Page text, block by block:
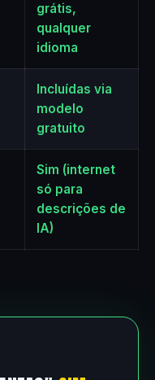
grátis,
qualquer
idioma
Incluídas via
modelo
gratuito
Sim (internet
só para
descrições de
IA)